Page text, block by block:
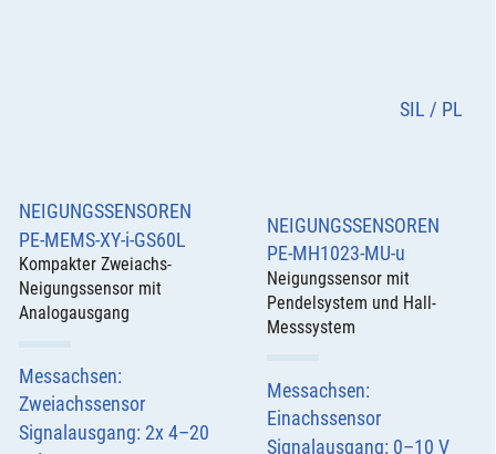
NEIGUNGSSENSOREN
PE-MEMS-XY-i-GS60L
Kompakter Zweiachs-
Neigungssensor mit
Analogausgang
Messachsen:
Zweiachssensor
Signalausgang: 2x 4–20
NEIGUNGSSENSOREN
PE-MH1023-MU-u
Neigungssensor mit
Pendelsystem und Hall-
Messsystem
Messachsen:
Einachssensor
Signalausgang: 0–10 V
SIL / PL